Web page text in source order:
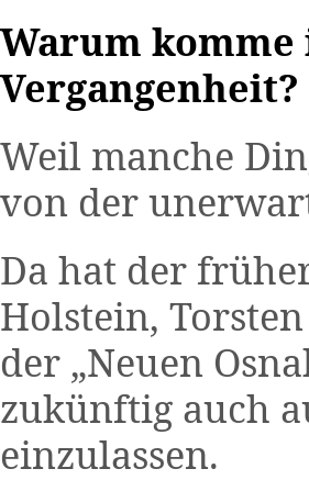
Warum
Vergangenheit?
Weil manche
von der
Da hat der
Holstein,
der „Neuen
zukünftig auch
einzulassen.